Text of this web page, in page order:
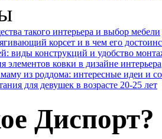
такого интерьера и выбор мебели
корсет и в чем его
виды конструкций и удобство
элементов ковки в дизайне интерьера
из роддома: интересные идеи и
для девушек в возрасте 20-25 лет
Диспорт?